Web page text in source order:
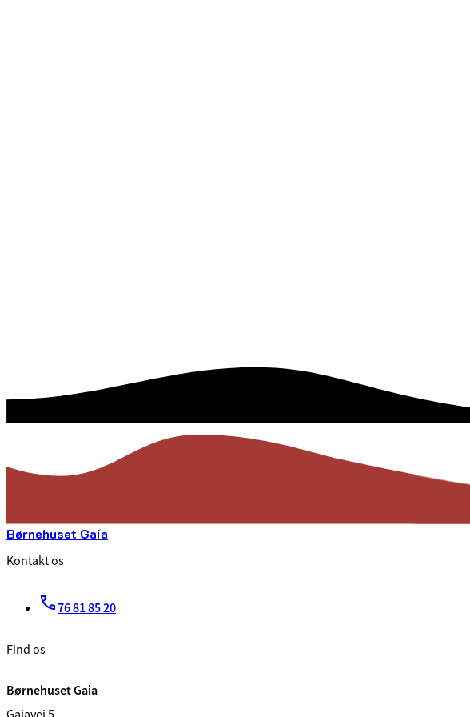
Børnehuset Gaia
Kontakt os
76 81 85 20
Find os
Børnehuset Gaia